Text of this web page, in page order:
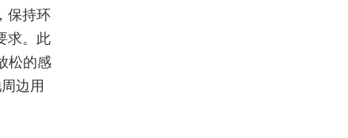
保持环
求。此
松的感
边用